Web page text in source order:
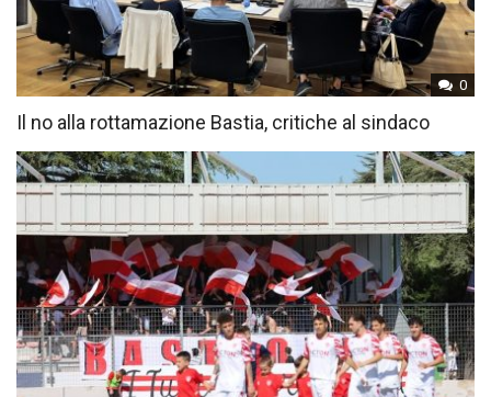
0
Il no alla rottamazione Bastia, critiche al sindaco